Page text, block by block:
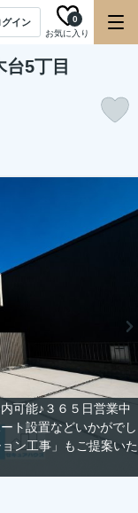
グイン
お気に入り
0
台5丁目
可能♪３６５日営業中
ト設置などいかがでし
ン工事」もご提案いた